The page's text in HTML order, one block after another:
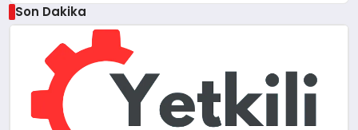
Son Dakika